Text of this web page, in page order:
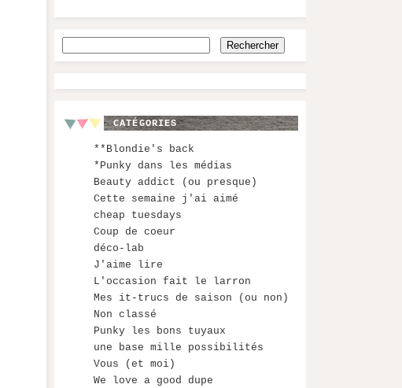
CATÉGORIES
**Blondie's back
*Punky dans les médias
Beauty addict (ou presque)
Cette semaine j'ai aimé
cheap tuesdays
Coup de coeur
déco-lab
J'aime lire
L'occasion fait le larron
Mes it-trucs de saison (ou non)
Non classé
Punky les bons tuyaux
une base mille possibilités
Vous (et moi)
We love a good dupe